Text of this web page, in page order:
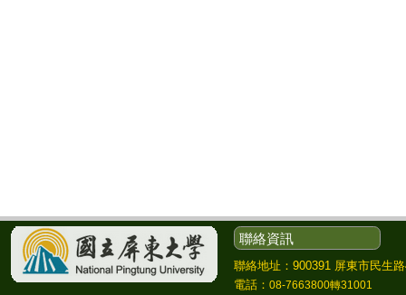
聯絡資訊
聯絡地址：900391 屏東市民生
電話： 08-7663800轉31001